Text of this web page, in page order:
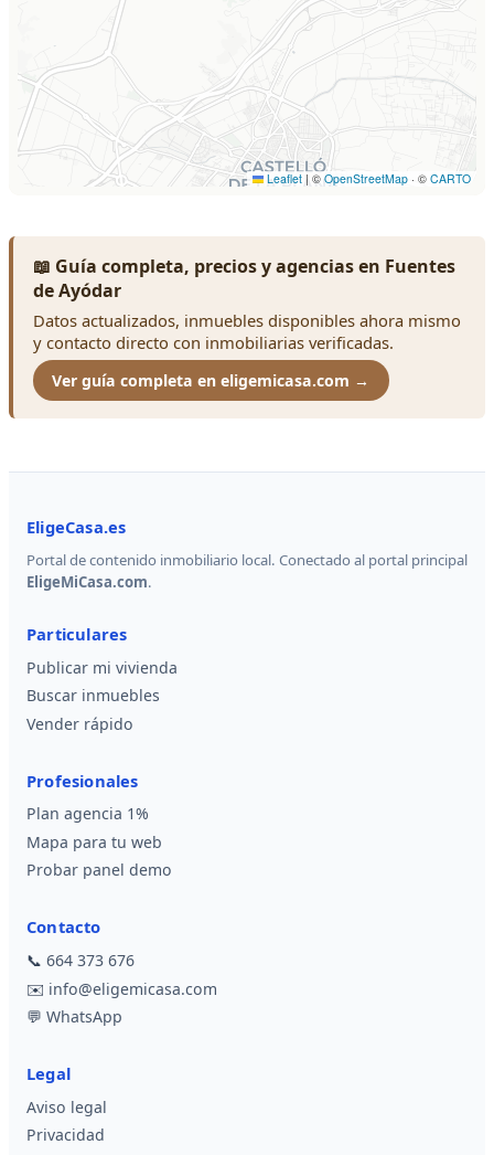
📖 Guía completa, precios y agencias en Fuentes
de Ayódar
Datos actualizados, inmuebles disponibles ahora mismo
y contacto directo con inmobiliarias verificadas.
Ver guía completa en eligemicasa.com →
EligeCasa.es
Portal de contenido inmobiliario local. Conectado al portal principal
EligeMiCasa.com.
Particulares
Publicar mi vivienda
Buscar inmuebles
Vender rápido
Profesionales
Plan agencia 1%
Mapa para tu web
Probar panel demo
Contacto
📞 664 373 676
✉️ info@eligemicasa.com
💬 WhatsApp
Legal
Aviso legal
Privacidad